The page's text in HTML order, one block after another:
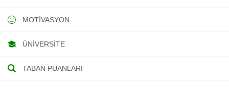
MOTIVASYON
ÜNIVERSITE
TABAN PUANLARI